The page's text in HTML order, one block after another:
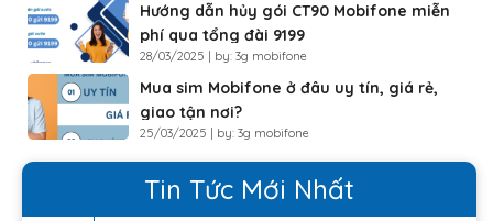
Hướng dẫn hủy gói CT90 Mobifone miễn
phí qua tổng đài 9199
28/03/2025 | by: 3g mobifone
Mua sim Mobifone ở đâu uy tín, giá rẻ,
giao tận nơi?
25/03/2025 | by: 3g mobifone
Tin Tức Mới Nhất